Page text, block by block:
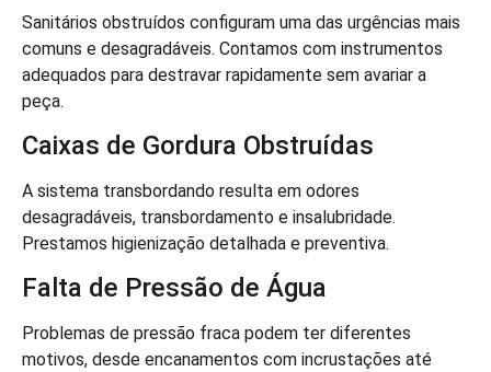
Sanitários obstruídos configuram uma das urgências mais
comuns e desagradáveis. Contamos com instrumentos
adequados para destravar rapidamente sem avariar a
peça.
Caixas de Gordura Obstruídas
A sistema transbordando resulta em odores
desagradáveis, transbordamento e insalubridade.
Prestamos higienização detalhada e preventiva.
Falta de Pressão de Água
Problemas de pressão fraca podem ter diferentes
motivos, desde encanamentos com incrustações até